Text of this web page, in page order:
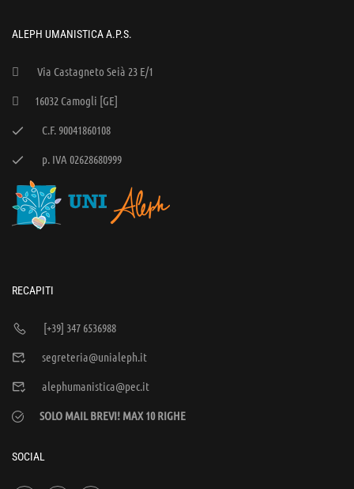
ALEPH UMANISTICA A.P.S.
Via Castagneto Seià 23 E/1
16032 Camogli [GE]
C.F. 90041860108
p. IVA 02628680999
RECAPITI
[+39] 347 6536988
segreteria@unialeph.it
alephumanistica@pec.it
SOLO MAIL BREVI! MAX 10 RIGHE
SOCIAL